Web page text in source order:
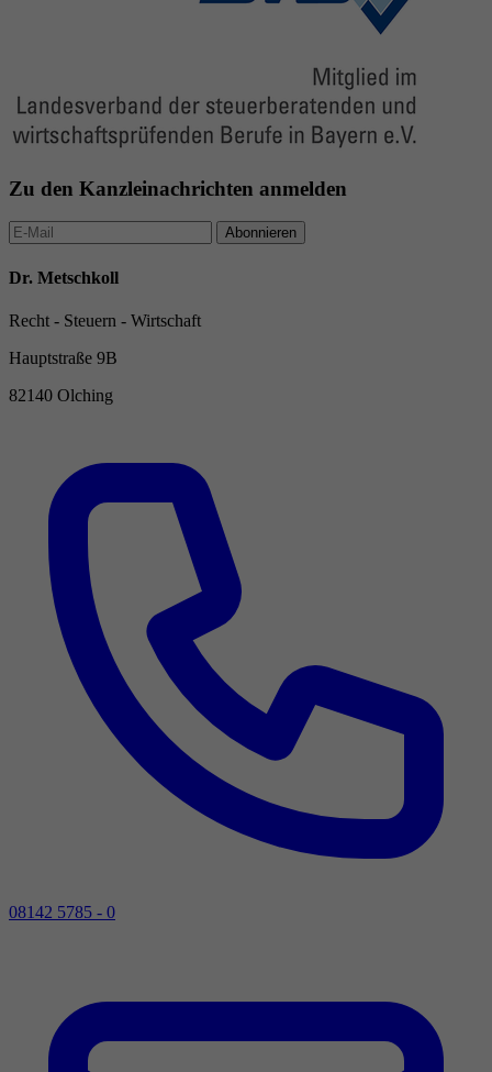
Zu den Kanzleinachrichten anmelden
Abonnieren
Dr. Metschkoll
Recht - Steuern - Wirtschaft
Hauptstraße 9B
82140 Olching
08142 5785 - 0